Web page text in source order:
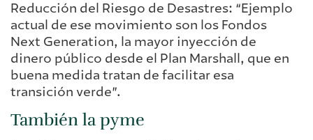
Reducción del Riesgo de Desastres: “Ejemplo
actual de ese movimiento son los Fondos
Next Generation, la mayor inyección de
dinero público desde el Plan Marshall, que en
buena medida tratan de facilitar esa
transición verde”.
También la pyme